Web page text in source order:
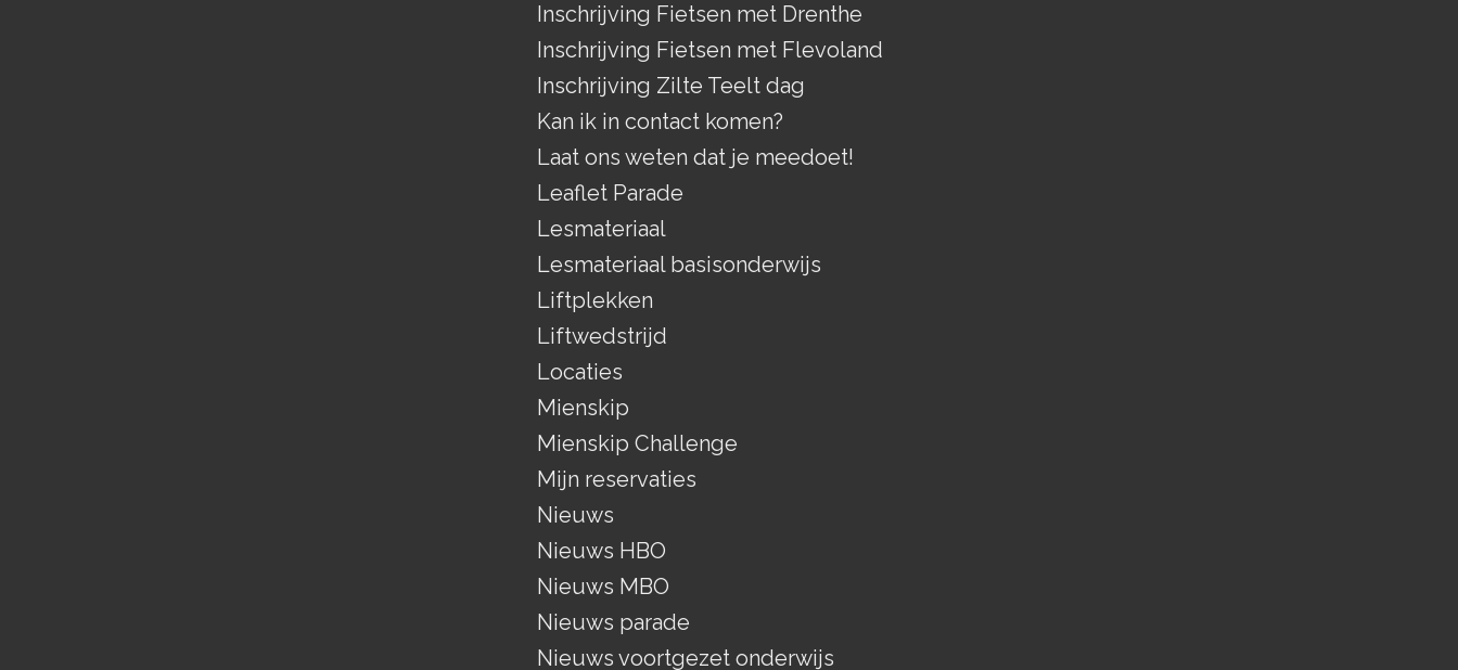
Inschrijving Fietsen met Drenthe
Inschrijving Fietsen met Flevoland
Inschrijving Zilte Teelt dag
Kan ik in contact komen?
Laat ons weten dat je meedoet!
Leaflet Parade
Lesmateriaal
Lesmateriaal basisonderwijs
Liftplekken
Liftwedstrijd
Locaties
Mienskip
Mienskip Challenge
Mijn reservaties
Nieuws
Nieuws HBO
Nieuws MBO
Nieuws parade
Nieuws voortgezet onderwijs